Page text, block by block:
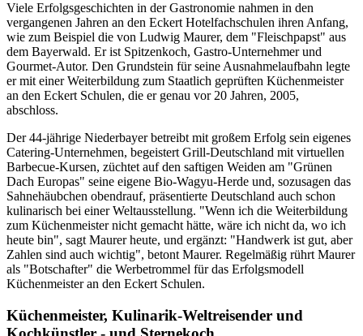
Viele Erfolgsgeschichten in der Gastronomie nahmen in den
vergangenen Jahren an den Eckert Hotelfachschulen ihren Anfang,
wie zum Beispiel die von Ludwig Maurer, dem "Fleischpapst" aus
dem Bayerwald. Er ist Spitzenkoch, Gastro-Unternehmer und
Gourmet-Autor. Den Grundstein für seine Ausnahmelaufbahn legte
er mit einer Weiterbildung zum Staatlich geprüften Küchenmeister
an den Eckert Schulen, die er genau vor 20 Jahren, 2005,
abschloss.
Der 44-jährige Niederbayer betreibt mit großem Erfolg sein eigenes
Catering-Unternehmen, begeistert Grill-Deutschland mit virtuellen
Barbecue-Kursen, züchtet auf den saftigen Weiden am "Grünen
Dach Europas" seine eigene Bio-Wagyu-Herde und, sozusagen das
Sahnehäubchen obendrauf, präsentierte Deutschland auch schon
kulinarisch bei einer Weltausstellung. "Wenn ich die Weiterbildung
zum Küchenmeister nicht gemacht hätte, wäre ich nicht da, wo ich
heute bin", sagt Maurer heute, und ergänzt: "Handwerk ist gut, aber
Zahlen sind auch wichtig", betont Maurer. Regelmäßig rührt Maurer
als "Botschafter" die Werbetrommel für das Erfolgsmodell
Küchenmeister an den Eckert Schulen.
Küchenmeister, Kulinarik-Weltreisender und